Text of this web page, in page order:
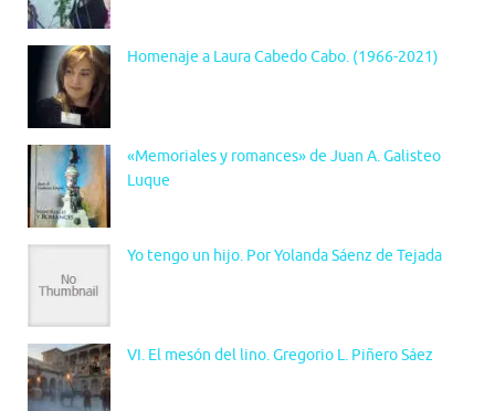
Homenaje a Laura Cabedo Cabo. (1966-2021)
«Memoriales y romances» de Juan A. Galisteo
Luque
Yo tengo un hijo. Por Yolanda Sáenz de Tejada
VI. El mesón del lino. Gregorio L. Piñero Sáez